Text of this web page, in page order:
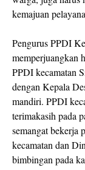
kemajuan
Pengurus PPDI
memperjuangkan
PPDI kecamatan
dengan Kepala
mandiri. PPDI
terimakasih pada
semangat bekerja
kecamatan dan
bimbingan pada